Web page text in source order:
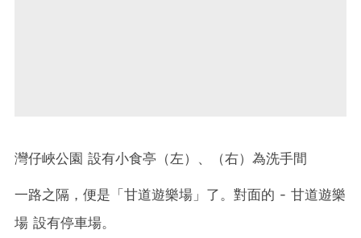
灣仔峽公園 設有小食亭（左）、（右）為洗手間
一路之隔，便是「甘道遊樂場」了。對面的 - 甘道遊樂
場 設有停車場。